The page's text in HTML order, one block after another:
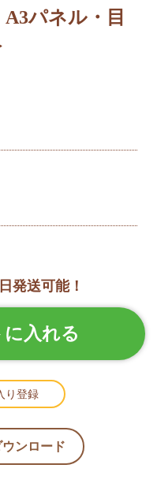
パネル・目
発送可能！
に入れる
り登録
ンロード